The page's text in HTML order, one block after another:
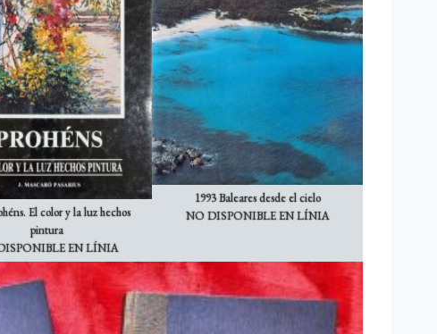
El color y la luz hechos
pintura
EN LÍNIA
1993 Baleares desde el cielo
NO DISPONIBLE EN LÍNIA